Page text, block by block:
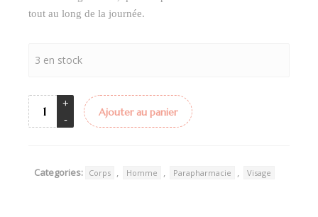
tout au long de la journée.
3 en stock
Ajouter au panier
Categories: Corps , Homme , Parapharmacie , Visage